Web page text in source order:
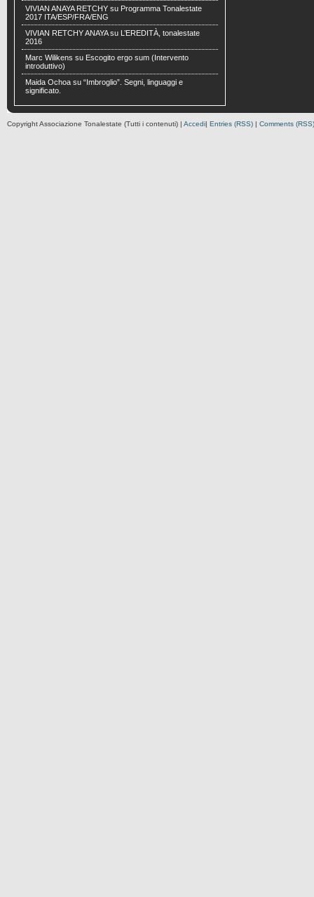
VIVIAN ANAYA RETCHY su Programma Tonalestate
2017 ITA/ESP/FRA/ENG
VIVIAN RETCHY ANAYAsu
L’EREDITÀ, tonalestate
2016
Marc Wilikens su Escogito ergo sum (Intervento
introduttivo)
Maida Ochoa su “Imbroglio”. Segni, linguaggi e
significato.
Copyright Associazione Tonalestate (Tutti i contenuti) | Accedi| Entries (RSS) | Comments (RSS)